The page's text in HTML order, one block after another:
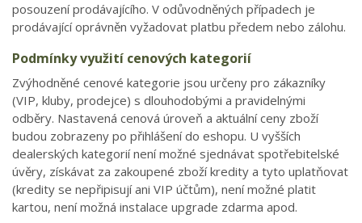
posouzení prodávajícího. V odůvodněných případech je
prodávající oprávněn vyžadovat platbu předem nebo zálohu.
Podmínky využití cenových kategorií
Zvýhodněné cenové kategorie jsou určeny pro zákazníky
(VIP, kluby, prodejce) s dlouhodobými a pravidelnými
odběry. Nastavená cenová úroveň a aktuální ceny zboží
budou zobrazeny po přihlášení do eshopu. U vyšších
dealerských kategorií není možné sjednávat spotřebitelské
úvěry, získávat za zakoupené zboží kredity a tyto uplatňovat
(kredity se nepřipisují ani VIP účtům), není možné platit
kartou, není možná instalace upgrade zdarma apod.